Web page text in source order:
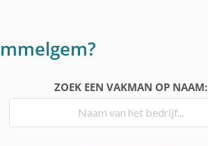
ZOEK EEN VAKMAN OP NAAM: